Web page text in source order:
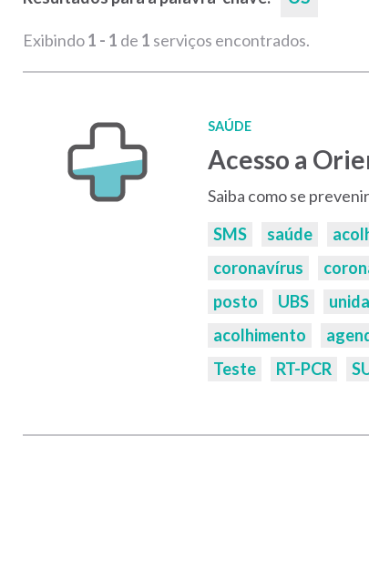
Exibindo1 - 1 de 1 serviços encontrados.
SAÚDE
Acesso a
Saiba como se
Palavras-
SMS saúde
coronavírus
posto
UBS
acolhimento
Teste
RT-PCR